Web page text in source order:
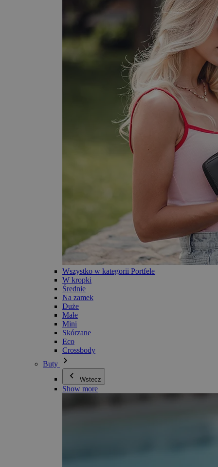
Wszystko w kategorii Portfele
W kropki
Średnie
Na zamek
Duże
Małe
Mini
Skórzane
Eco
Crossbody
Buty
Wstecz
Show more